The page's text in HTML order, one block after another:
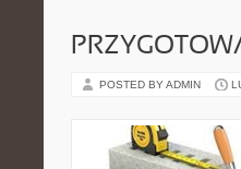
POSTED BY ADMIN